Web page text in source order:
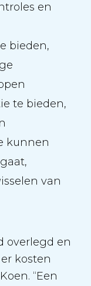
en
bieden,
te bieden,
kunnen
van
overlegd en
kosten
“Een